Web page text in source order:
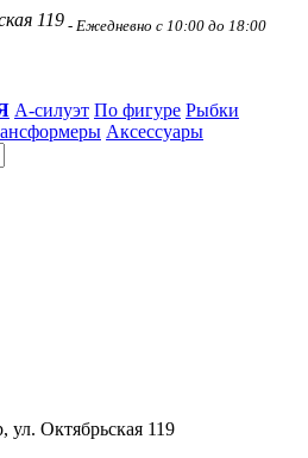
119 - Ежедневно с 10:00 до 18:00
А-силуэт По фигуре Рыбки
Аксессуары
Октябрьская 119